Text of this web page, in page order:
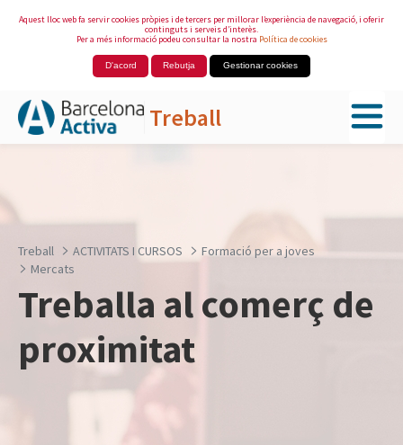
Aquest lloc web fa servir cookies pròpies i de tercers per millorar l’experiència de navegació, i oferir
continguts i serveis d’interès.
Per a més informació podeu consultar la nostra Política de cookies
D'acord Rebutja Gestionar cookies
Treball
Treball ACTIVITATS I CURSOS
Formació per a joves
Mercats
Treballa al comerç de
proximitat